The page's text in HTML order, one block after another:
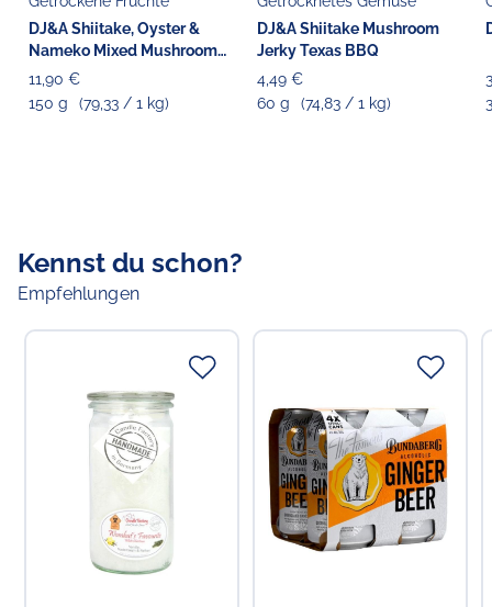
kann: Gluten, Milch, Erdnüsse, Schalenfrüchte, Soja,
Sesam, Eier, Fisch, Schalentiere, Lupine und Sellerie.
DJ&A Shiitake, Oyster &
Nameko Mixed Mushroom
Crisps
11,90 €
150 g
(79,33 / 1 kg)
DJ&A Shiitake Mushroom
Jerky Texas BBQ
4,49 €
60 g
(74,83 / 1 kg)
Kennst du schon?
Empfehlungen